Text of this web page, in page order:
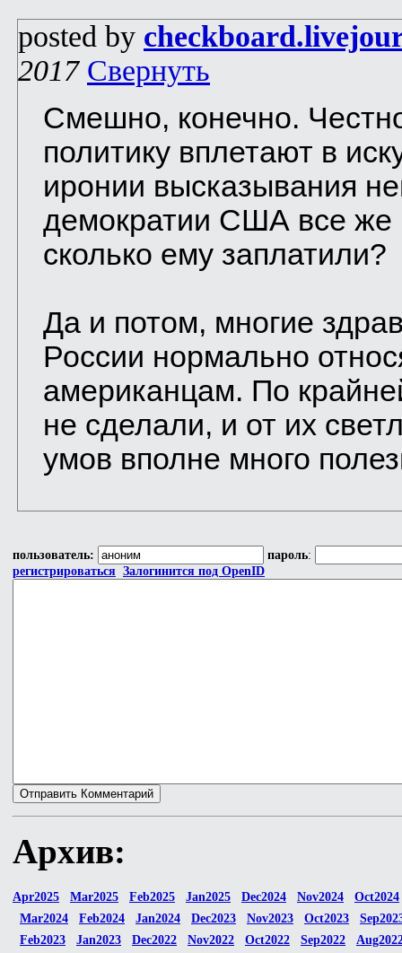
posted by
2017 Свернуть
Смешно, конечно.
политику вплетают в
иронии высказывания
демократии США все же
сколько ему заплатили?
Да и потом, многие
России нормально
американцам. По
не сделали, и от их
умов вполне много
пользователь: пароль:
регистрироваться Залогинится под OpenID
Архив:
Apr2025 Mar2025 Feb2025 Jan2025 Dec2024 Nov2024
Oct2024
Mar2024
Feb2024 Jan2024 Dec2023 Nov2023 Oct2023
Feb2023
Jan2023 Dec2022 Nov2022 Oct2022 Sep2022